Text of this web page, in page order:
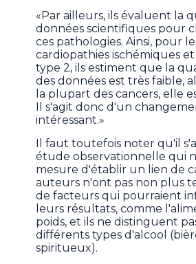
«Par ailleurs, ils évaluent la
données scientifiques pour
ces pathologies. Ainsi, pour
cardiopathies ischémiques
type 2, ils estiment que la
des données est très faible,
la plupart des cancers, elle
Il s'agit donc d'un
intéressant.»
Il faut toutefois noter qu'il
étude observationnelle qui
mesure d'établir un lien de
auteurs n'ont pas non plus
de facteurs qui pourraient
leurs résultats, comme
poids, et ils ne distinguent
différents types d'alcool
spiritueux).